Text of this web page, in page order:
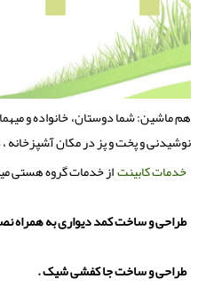
ماشین: شما دوستان، خانواده و
و پخت و پز در مكان آَشپزخانه ،
خدمات کابینتاز خدمات گروه هستی
طراحی و ساخت کمد دیواری به همراه
طراحی و ساخت جا کفشی شیک .